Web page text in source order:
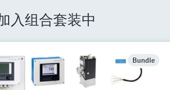
入组合套装中
Bundle